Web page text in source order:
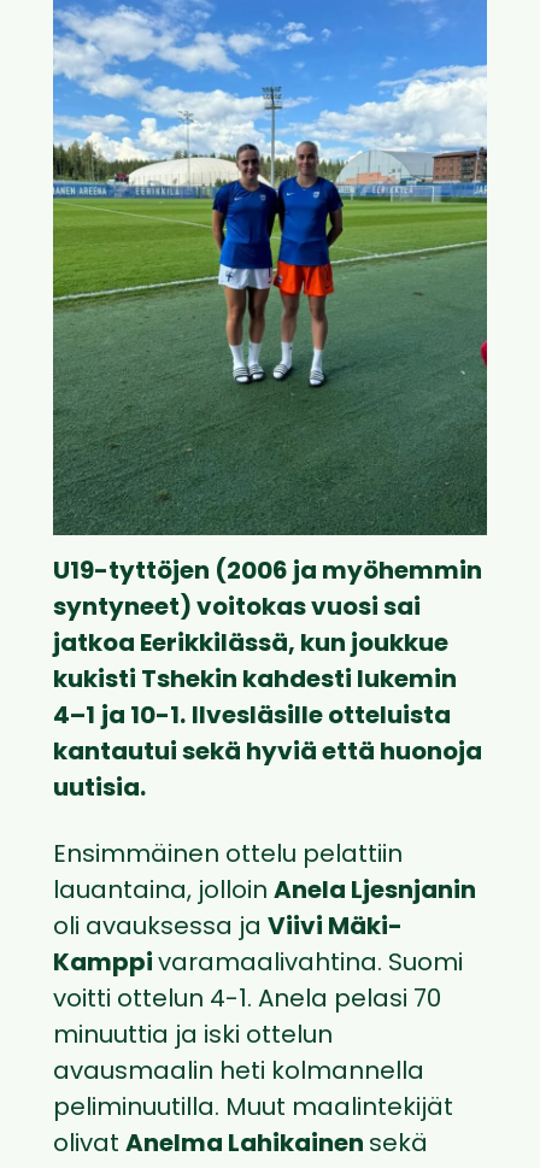
U19-tyttöjen (2006 ja myöhemmin
syntyneet) voitokas vuosi sai
jatkoa Eerikkilässä, kun joukkue
kukisti Tshekin kahdesti lukemin
4–1 ja 10-1. Ilvesläsille otteluista
kantautui sekä hyviä että huonoja
uutisia.
Ensimmäinen ottelu pelattiin
lauantaina, jolloin Anela Ljesnjanin
oli avauksessa ja Viivi Mäki-
Kamppi varamaalivahtina. Suomi
voitti ottelun 4-1. Anela pelasi 70
minuuttia ja iski ottelun
avausmaalin heti kolmannella
peliminuutilla. Muut maalintekijät
olivat Anelma Lahikainen sekä